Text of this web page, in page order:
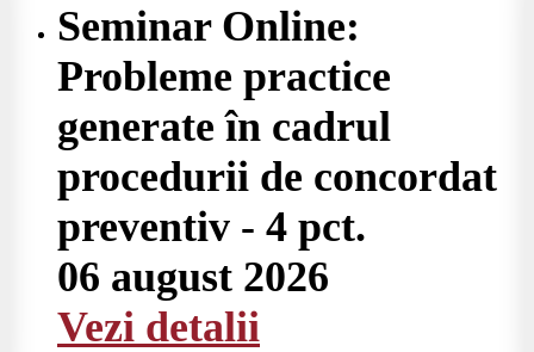
Seminar Online:
Probleme practice
generate în cadrul
procedurii de concordat
preventiv - 4 pct.
06 august 2026
Vezi detalii